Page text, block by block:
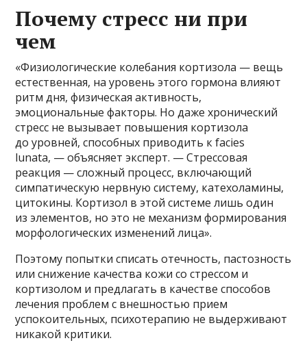
Почему стресс ни при
чем
«Физиологические колебания кортизола — вещь
естественная, на уровень этого гормона влияют
ритм дня, физическая активность,
эмоциональные факторы. Но даже хронический
стресс не вызывает повышения кортизола
до уровней, способных приводить к facies
lunata, — объясняет эксперт. — Стрессовая
реакция — сложный процесс, включающий
симпатическую нервную систему, катехоламины,
цитокины. Кортизол в этой системе лишь один
из элементов, но это не механизм формирования
морфологических изменений лица».
Поэтому попытки списать отечность, пастозность
или снижение качества кожи со стрессом и
кортизолом и предлагать в качестве способов
лечения проблем с внешностью прием
успокоительных, психотерапию не выдерживают
никакой критики.